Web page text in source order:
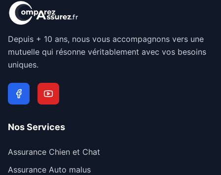
Depuis + 10 ans, nous vous accompagnons vers une
mutuelle qui résonne véritablement avec vos besoins
uniques.
Nos Services
Assurance Chien et Chat
Assurance Auto malus